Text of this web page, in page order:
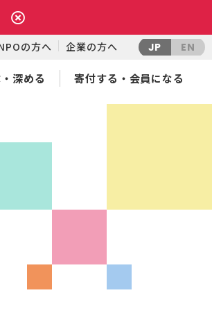
の方へ 企業の方へ JP EN
深める 寄付する・会員になる